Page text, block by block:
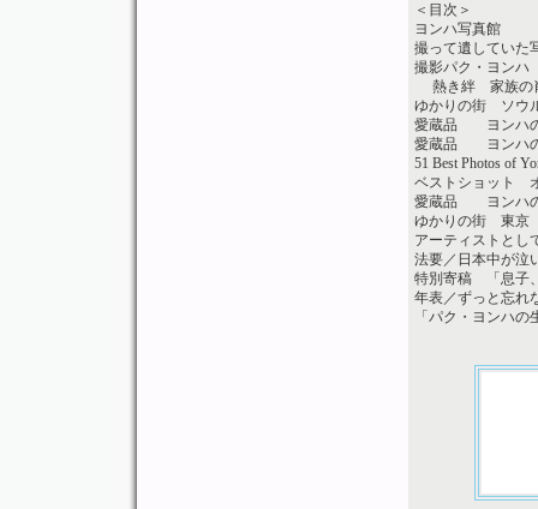
＜目次＞
ヨンハ写真館
撮って遺していた
撮影パク・ヨンハ
熱き絆 家族の
ゆかりの街 ソウ
愛蔵品 ヨンハ
愛蔵品 ヨンハ
51 Best Photos of
ベストショット
愛蔵品 ヨンハ
ゆかりの街 東京
アーティストと
法要／日本中が泣
特別寄稿 「息子
年表／ずっと忘れ
「パク・ヨンハ